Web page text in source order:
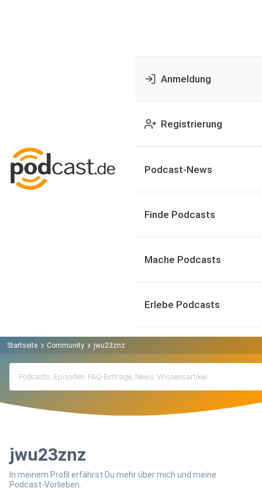
Anmeldung
Registrierung
Podcast-News
Finde Podcasts
Mache Podcasts
Erlebe Podcasts
Startseite Community jwu23znz
jwu23znz
In meinem Profil erfährst Du mehr über mich und meine
Podcast-Vorlieben.